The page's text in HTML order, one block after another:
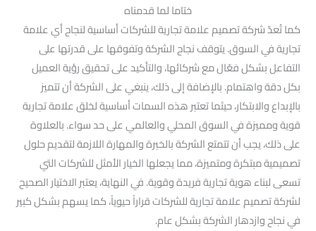
ختاما لما قدمناه
كما تُعدّ شركة تصميم علامة تجارية للشركات أساسية لنجاح أي علامة
تجارية في السوق. يتوقف نجاح الشركة وتفوقها على قدرتها على
التفاعل بشكل فعّال مع شركائها، والتأكيد على تحقيق رؤية العميل
بكل دقة واهتمام. بالإضافة إلى ذلك، ينبغي على الشركة أن تتميز
بالإبداع والابتكار، حيثما تعتبر هذه السمات أساسية لخلق علامة تجارية
قوية ومميزة في السوق المحلي والعالمي على حد سواء. بالعلاوة
على ذلك، يجب أن تتمتع الشركة بالخبرة والمهارة اللازمة لتقديم حلول
تصميمية مبتكرة ومتميزة، مما يجعلها الخيار الأمثل للشركات التي
تسعى لبناء هوية تجارية فريدة وقوية. في النهاية، يعتبر الاختيار الصحيح
لشركة تصميم علامة تجارية للشركات قراراً حيوياً، كما يسهم بشكل كبير
في نجاح وازدهار الشركة بشكل عام.